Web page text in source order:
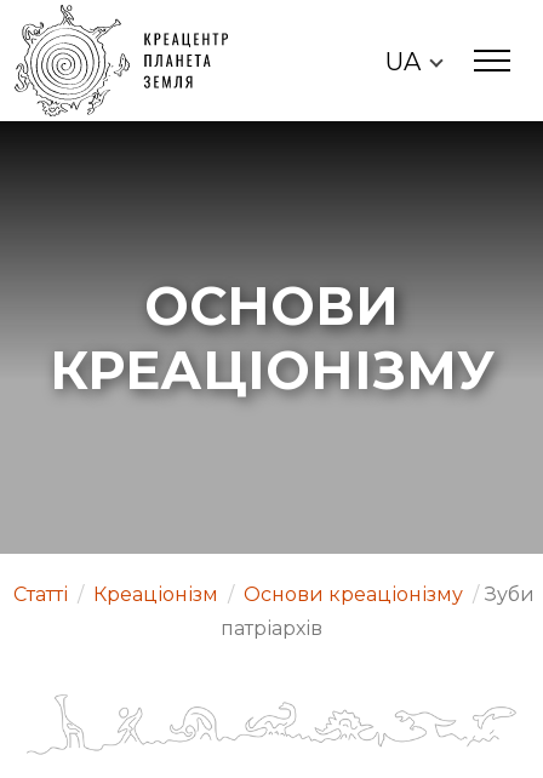
UA
ОСНОВИ
КРЕАЦІОНІЗМУ
Статті / Креаціонізм / Основи креаціонізму / Зуби
патріархів